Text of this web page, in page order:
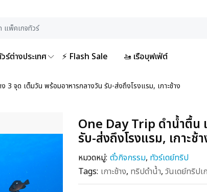
ร์ต่างประเทศ ⚡ Flash Sale 🚤 เรือบุฟเฟ่ต์
3 จุด เต็มวัน พร้อมอาหารกลางวัน รับ-ส่งถึงโรงแรม, เกาะช้าง
One Day Trip ดำน้ำตื้น
รับ-ส่งถึงโรงแรม, เกาะช้า
หมวดหมู่: ตั๋วกิจกรรม, ทัวร์เดย์ทริป
Tags: เกาะช้าง, ทริปดำน้ำ, วันเดย์ทริปเ